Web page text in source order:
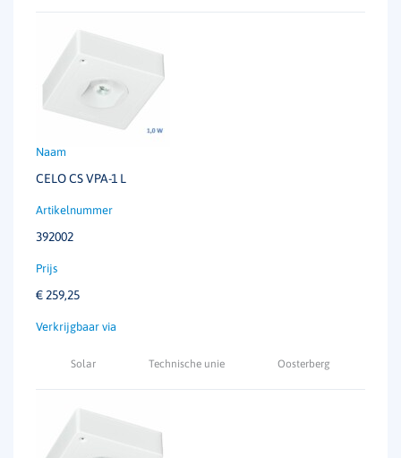
CELO CS VPA-1 L
392002
€ 259,25
Solar Technische unie Oosterberg